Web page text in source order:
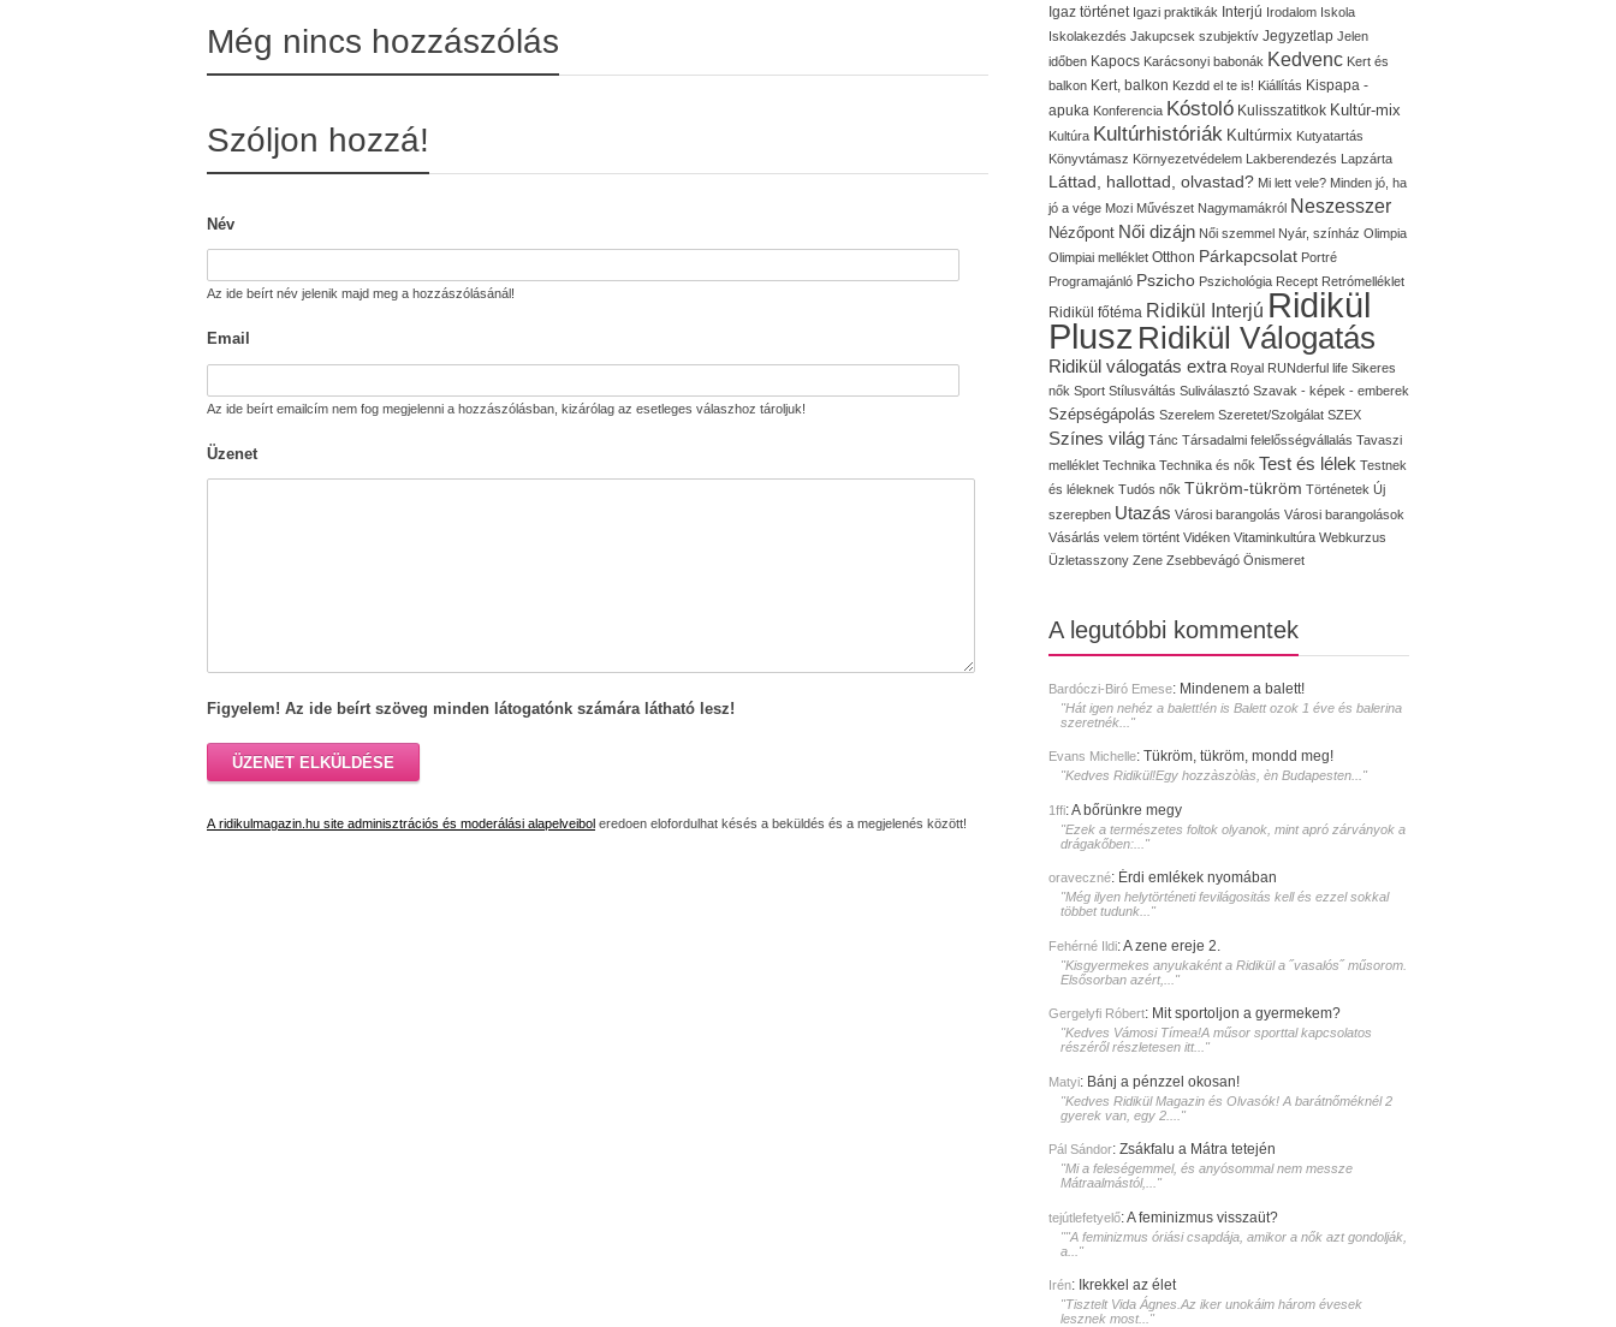
Még nincs hozzászólás
Szóljon hozzá!
Név
Az ide beírt név jelenik majd meg a hozzászólásánál!
Email
Az ide beírt emailcím nem fog megjelenni a hozzászólásban, kizárólag az esetleges válaszhoz tároljuk!
Üzenet
Figyelem! Az ide beírt szöveg minden látogatónk számára látható lesz!
ÜZENET ELKÜLDÉSE
A ridikulmagazin.hu site adminisztrációs és moderálási alapelveibol eredoen elofordulhat késés a beküldés és a megjelenés között!
Igaz történet Igazi praktikák Interjú Irodalom Iskola
Iskolakezdés Jakupcsek szubjektív Jegyzetlap Jelen
időben Kapocs Karácsonyi babonák Kedvenc Kert és
balkon Kert, balkon Kezdd el te is! Kiállítás Kispapa -
apuka Konferencia Kóstoló Kulisszatitkok Kultúr-mix
Kultúra Kultúrhistóriák Kultúrmix Kutyatartás
Könyvtámasz Környezetvédelem Lakberendezés Lapzárta
Láttad, hallottad, olvastad? Mi lett vele? Minden jó, ha
jó a vége Mozi Művészet Nagymamákról Neszesszer
Nézőpont Női dizájn Női szemmel Nyár, színház Olimpia
Olimpiai melléklet Otthon Párkapcsolat Portré
Programajánló Pszicho Pszichológia Recept Retrómelléklet
Ridikül főtéma Ridikül Interjú Ridikül
Plusz Ridikül Válogatás
Ridikül válogatás extra Royal RUNderful life Sikeres
nők Sport Stílusváltás Suliválasztó Szavak - képek - emberek
Szépségápolás Szerelem Szeretet/Szolgálat SZEX
Színes világ Tánc Társadalmi felelősségvállalás Tavaszi
melléklet Technika Technika és nők Test és lélek Testnek
és léleknek Tudós nők Tükröm-tükröm Történetek Új
szerepben Utazás Városi barangolás Városi barangolások
Vásárlás velem történt Vidéken Vitaminkultúra Webkurzus
Üzletasszony Zene Zsebbevágó Önismeret
A legutóbbi kommentek
Bardóczi-Biró Emese: Mindenem a balett!
"Hát igen nehéz a balett!én is Balett ozok 1 éve és balerina
szeretnék..."
Evans Michelle: Tükröm, tükröm, mondd meg!
"Kedves Ridikül!Egy hozzàszòlàs, èn Budapesten..."
1ffi:A bőrünkre megy
"Ezek a természetes foltok olyanok, mint apró zárványok a
drágakőben:..."
oraveczné: Érdi emlékek nyomában
"Még ilyen helytörténeti fevilágositás kell és ezzel sokkal
többet tudunk..."
Fehérné Ildi:A zene ereje 2.
"Kisgyermekes anyukaként a Ridikül a ˝vasalós˝ műsorom.
Elsősorban azért,..."
Gergelyfi Róbert: Mit sportoljon a gyermekem?
"Kedves Vámosi Tímea!A műsor sporttal kapcsolatos
részéről részletesen itt..."
Matyi: Bánj a pénzzel okosan!
"Kedves Ridikül Magazin és Olvasók! A barátnőméknél 2
gyerek van, egy 2...."
Pál Sándor: Zsákfalu a Mátra tetején
"Mi a feleségemmel, és anyósommal nem messze
Mátraalmástól,..."
tejútlefetyelő:A feminizmus visszaüt?
""A feminizmus óriási csapdája, amikor a nők azt gondolják,
a..."
Irén: Ikrekkel az élet
"Tisztelt Vida Ágnes.Az iker unokáim három évesek
lesznek most..."